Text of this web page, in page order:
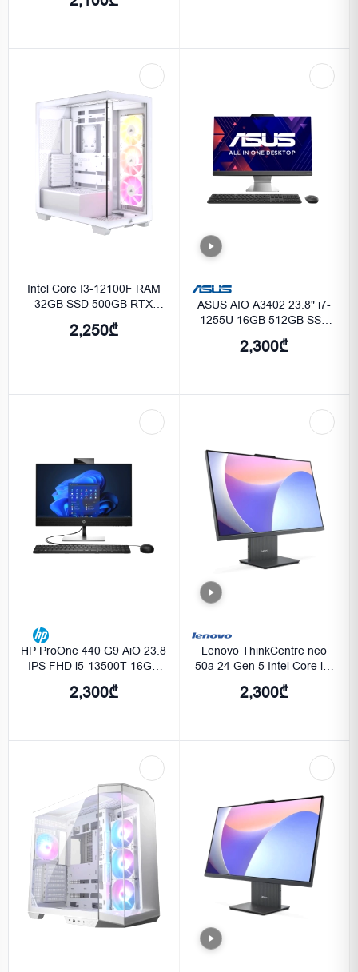
Intel Core I3-12100F RAM
32GB SSD 500GB RTX
2,250₾
ASUS AIO A3402 23.8" i7-
1255U 16GB 512GB SSD
Integrated Graphics - Black
2,300₾
HP ProOne 440 G9 AiO 23.8
IPS FHD i5-13500T 16GB
DDR4 512GB Free Dos
Black
2,300₾
Lenovo ThinkCentre neo
50a 24 Gen 5 Intel Core i5-
13420H 16GB 512GB SSD
QHD (2560x1440) Luna-
2,300₾